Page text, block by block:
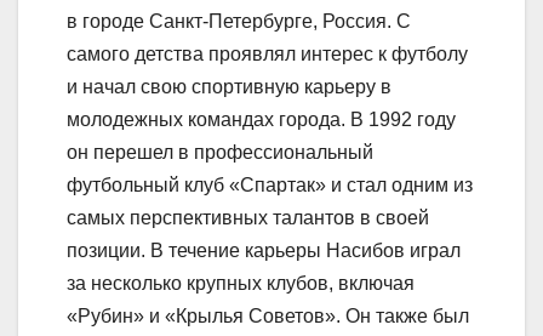
в городе Санкт-Петербурге, Россия. С
самого детства проявлял интерес к футболу
и начал свою спортивную карьеру в
молодежных командах города. В 1992 году
он перешел в профессиональный
футбольный клуб «Спартак» и стал одним из
самых перспективных талантов в своей
позиции. В течение карьеры Насибов играл
за несколько крупных клубов, включая
«Рубин» и «Крылья Советов». Он также был